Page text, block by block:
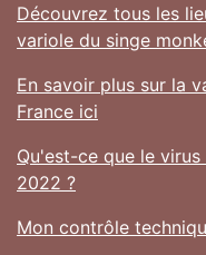
Découvrez tous les
variole du singe
En savoir plus sur la
France ici
Qu'est-ce que le
2022 ?
Mon contrôle